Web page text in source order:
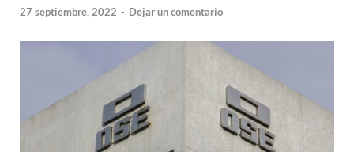
27 septiembre, 2022 - Dejar un comentario